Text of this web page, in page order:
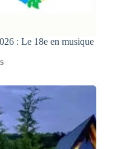
: Le 18e en musique